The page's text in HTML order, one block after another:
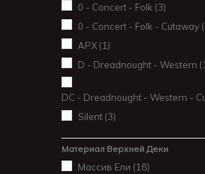
0 - Concert - Folk (3)
0 - Concert - Folk - Cutaway
APX (1)
D - Dreadnought - Western
DC - Dreadnought - Western -
Silent (3)
Материал Верхней Деки
Массив Ели (18)